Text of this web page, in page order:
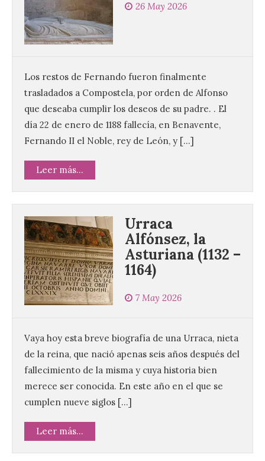
26 May 2026
Los restos de Fernando fueron finalmente
trasladados a Compostela, por orden de Alfonso
que deseaba cumplir los deseos de su padre. . El
día 22 de enero de 1188 fallecía, en Benavente,
Fernando II el Noble, rey de León, y […]
Leer más...
Urraca
Alfónsez, la
Asturiana (1132 –
1164)
7 May 2026
Vaya hoy esta breve biografía de una Urraca, nieta
de la reina, que nació apenas seis años después del
fallecimiento de la misma y cuya historia bien
merece ser conocida. En este año en el que se
cumplen nueve siglos […]
Leer más...